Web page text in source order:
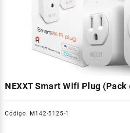
NEXXT Smart Wifi Plug (Pack
Código: M142-5125-1